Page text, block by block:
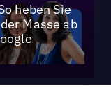
heben Sie
Masse ab